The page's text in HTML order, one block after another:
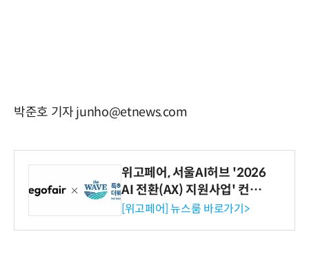
박준호 기자 junho@etnews.com
위고페어, 서울AI허브 '2026
AI 전환(AX) 지원사업' 컨소
시엄 선정
[위고페어] 뉴스룸 바로가기>